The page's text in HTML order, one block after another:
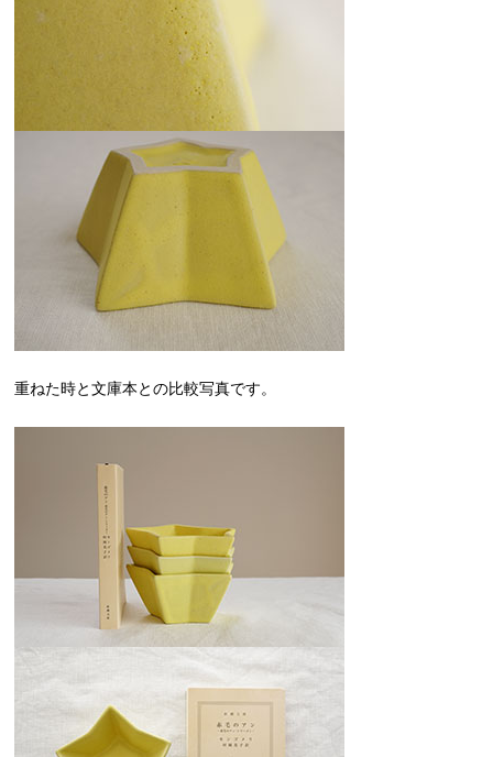
重ねた時と文庫本との比較写真です。